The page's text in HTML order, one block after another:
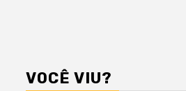
VOCÊ VIU?